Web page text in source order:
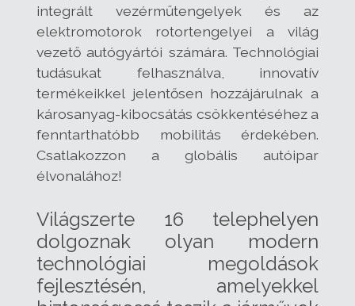
integrált vezérműtengelyek és az
elektromotorok rotortengelyei a világ
vezető autógyártói számára. Technológiai
tudásukat felhasználva, innovatív
termékeikkel jelentősen hozzájárulnak a
károsanyag-kibocsátás csökkentéséhez a
fenntarthatóbb mobilitás érdekében.
Csatlakozzon a globális autóipar
élvonalához!
Világszerte 16 telephelyen
dolgoznak olyan modern
technológiai megoldások
fejlesztésén, amelyekkel